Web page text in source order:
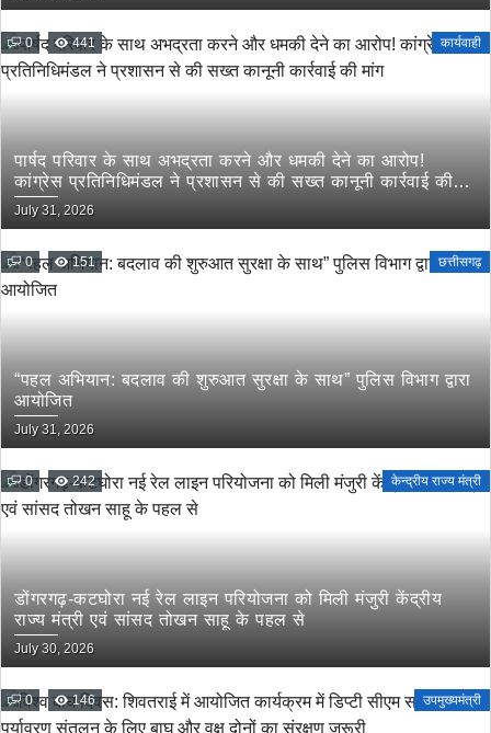
0 441 कार्यवाही
पार्षद परिवार के साथ अभद्रता करने और धमकी देने का आरोप!
कांग्रेस प्रतिनिधिमंडल ने प्रशासन से की सख्त कानूनी कार्रवाई की
मांग
July 31, 2026
0 151 छत्तीसगढ़
“पहल अभियान: बदलाव की शुरुआत सुरक्षा के साथ” पुलिस विभाग द्वारा
आयोजित
July 31, 2026
0 242 केन्द्रीय राज्य मंत्री
डोंगरगढ़-कटघोरा नई रेल लाइन परियोजना को मिली मंजुरी केंद्रीय
राज्य मंत्री एवं सांसद तोखन साहू के पहल से
July 30, 2026
0 146 उपमुख्यमंत्री